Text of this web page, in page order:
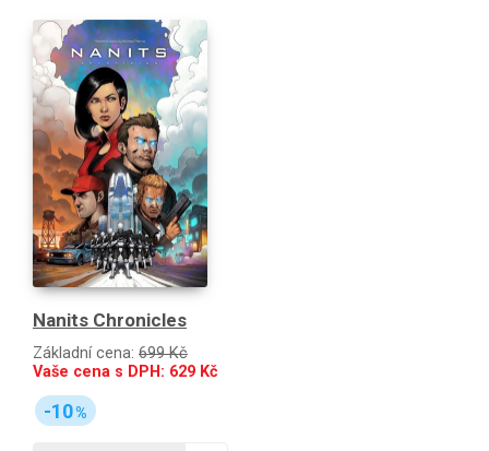
Nanits Chronicles
Základní cena: 699 Kč
Vaše cena s DPH: 629 Kč
-10%